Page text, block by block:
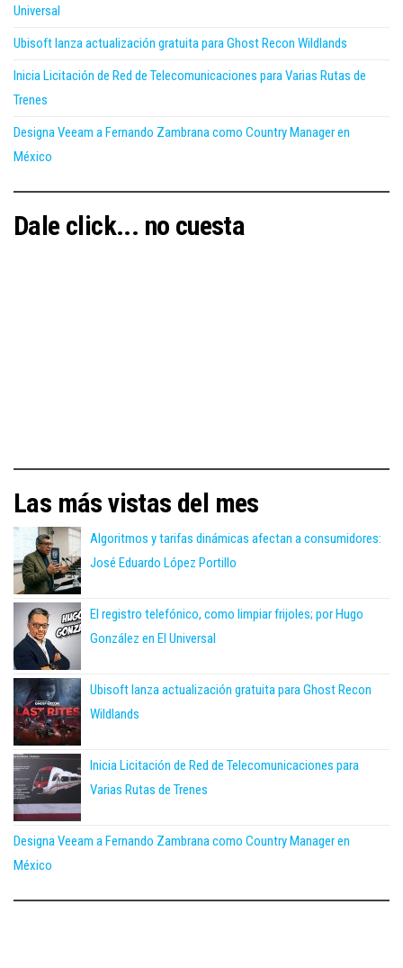
Universal
Ubisoft lanza actualización gratuita para Ghost Recon Wildlands
Inicia Licitación de Red de Telecomunicaciones para Varias Rutas de
Trenes
Designa Veeam a Fernando Zambrana como Country Manager en
México
Dale click... no cuesta
Las más vistas del mes
Algoritmos y tarifas dinámicas afectan a consumidores:
José Eduardo López Portillo
El registro telefónico, como limpiar frijoles; por Hugo
González en El Universal
Ubisoft lanza actualización gratuita para Ghost Recon
Wildlands
Inicia Licitación de Red de Telecomunicaciones para
Varias Rutas de Trenes
Designa Veeam a Fernando Zambrana como Country Manager en
México